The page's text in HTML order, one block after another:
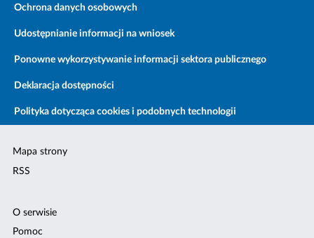
Ochrona danych osobowych
Udostępnianie informacji na wniosek
Ponowne wykorzystywanie informacji sektora publicznego
Deklaracja dostępności
Polityka dotycząca cookies i podobnych technologii
Mapa strony
RSS
O serwisie
Pomoc